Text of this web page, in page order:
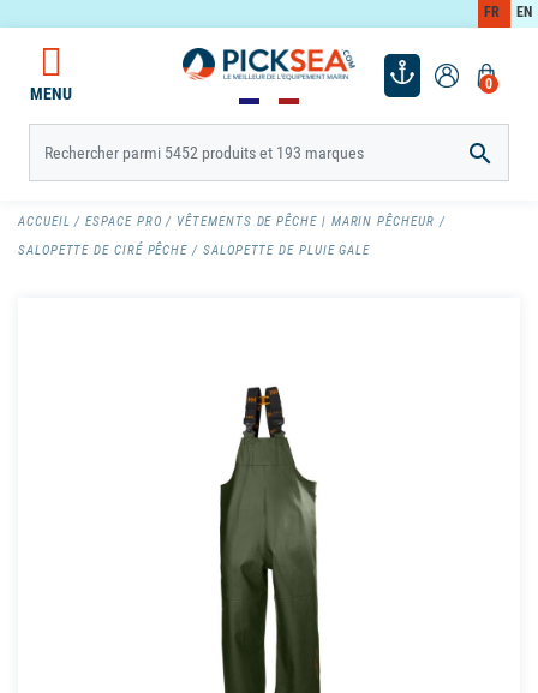
FR EN
0
MENU

ACCUEIL ESPACE PRO
VÊTEMENTS DE PÊCHE | MARIN PÊCHEUR
SALOPETTE DE CIRÉ PÊCHE
SALOPETTE DE PLUIE GALE